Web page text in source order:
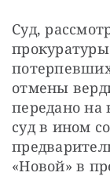
Суд,
отмены
передано на
суд в ином
«Новой» в